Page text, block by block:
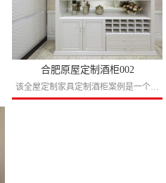
合肥原屋定制酒柜002
该全屋定制家具定制酒柜案例是一个台面式的设计作品，台面的有效的利用在开放区上可以有效的防止有水物品对柜子的损坏，所有的开放柜采用了加厚面板设计突显酒柜的大气。...